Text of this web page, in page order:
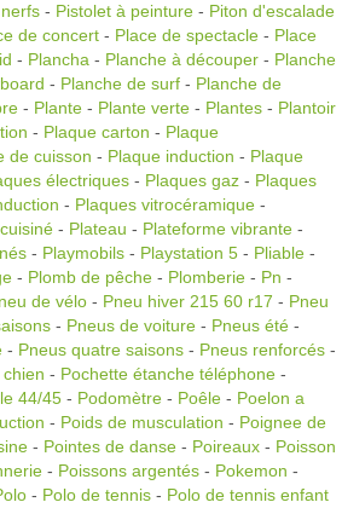
- Pistolet à peinture - Piton d'escalade
de concert - Place de spectacle - Place
- Plancha - Planche à découper - Planche
- Planche de surf - Planche de
- Plante - Plante verte - Plantes - Plantoir
- Plaque carton - Plaque
de cuisson - Plaque induction - Plaque
électriques - Plaques gaz - Plaques
- Plaques vitrocéramique -
- Plateau - Plateforme vibrante -
- Playmobils - Playstation 5 - Pliable -
- Plomb de pêche - Plomberie - Pn -
de vélo - Pneu hiver 215 60 r17 - Pneu
- Pneus de voiture - Pneus été -
- Pneus quatre saisons - Pneus renforcés -
- Pochette étanche téléphone -
44/45 - Podomètre - Poêle - Poelon a
- Poids de musculation - Poignee de
- Pointes de danse - Poireaux - Poisson
- Poissons argentés - Pokemon -
- Polo de tennis - Polo de tennis enfant